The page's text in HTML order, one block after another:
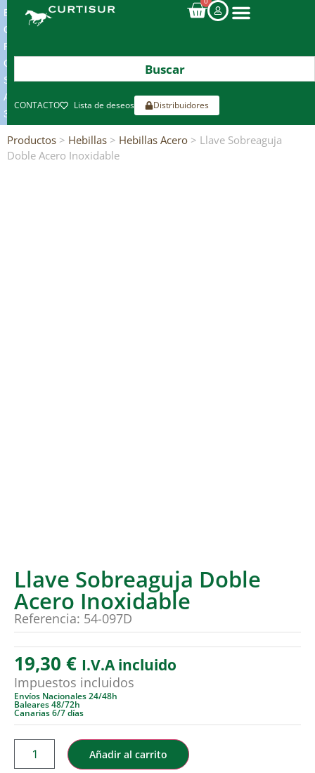
ENVIOS
GRATIS
POR
COMPRAS
SUPERIORES
A
300€*
CONTACTO Lista de deseos Distribuidores
Productos > Hebillas > Hebillas Acero > Llave Sobreaguja
Doble Acero Inoxidable
Llave Sobreaguja Doble
Acero Inoxidable
Referencia: 54-097D
19,30 € I.V.A incluido
Impuestos incluidos
Envíos Nacionales 24/48h
Baleares 48/72h
Canarias 6/7 días
Añadir al carrito